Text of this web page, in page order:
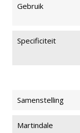
Gebruik
Specificiteit
Samenstelling
Martindale